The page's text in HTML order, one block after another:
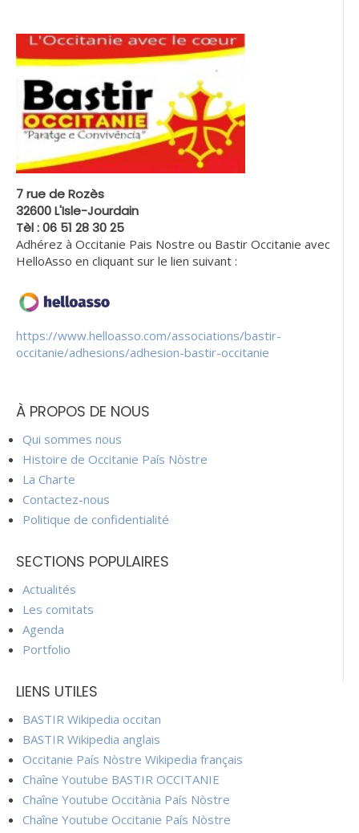
7 rue de Rozès
32600 L'Isle-Jourdain
Tèl : 06 51 28 30 25
Adhérez à Occitanie Pais Nostre ou Bastir Occitanie avec
HelloAsso en cliquant sur le lien suivant :
https://www.helloasso.com/associations/bastir-
occitanie/adhesions/adhesion-bastir-occitanie
À PROPOS DE NOUS
Qui sommes nous
Histoire de Occitanie País Nòstre
La Charte
Contactez-nous
Politique de confidentialité
SECTIONS POPULAIRES
Actualités
Les comitats
Agenda
Portfolio
LIENS UTILES
BASTIR Wikipedia occitan
BASTIR Wikipedia anglais
Occitanie País Nòstre Wikipedia français
Chaîne Youtube BASTIR OCCITANIE
Chaîne Youtube Occitània País Nòstre
Chaîne Youtube Occitanie País Nòstre